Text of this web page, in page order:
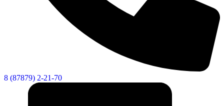
8 (87879) 2-21-70